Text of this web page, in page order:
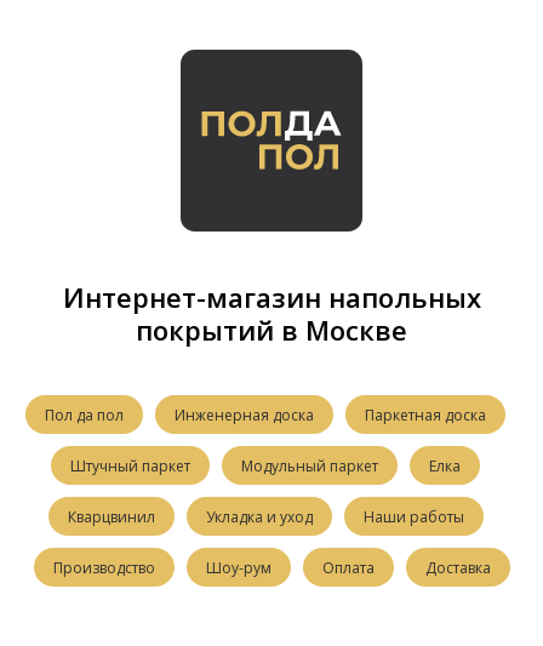
Интернет-магазин напольных
покрытий в Москве
Пол да пол Инженерная доска Паркетная доска
Штучный паркет Модульный паркет Елка
Кварцвинил Укладка и уход Наши работы
Производство Шоу-рум Оплата Доставка